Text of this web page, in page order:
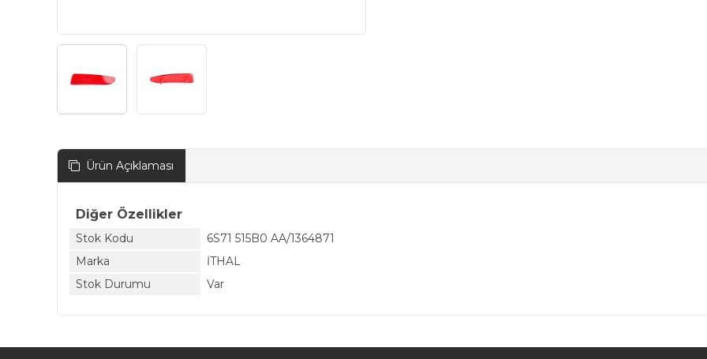
Ürün Açıklaması
Diğer Özellikler
Stok Kodu
6S71 515B0 AA/1364871
Marka
İTHAL
Stok Durumu
Var